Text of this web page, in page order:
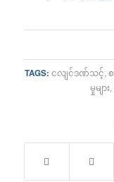
TAGS: ငလျင်ဒဏ်သင့် ,
မှုများ